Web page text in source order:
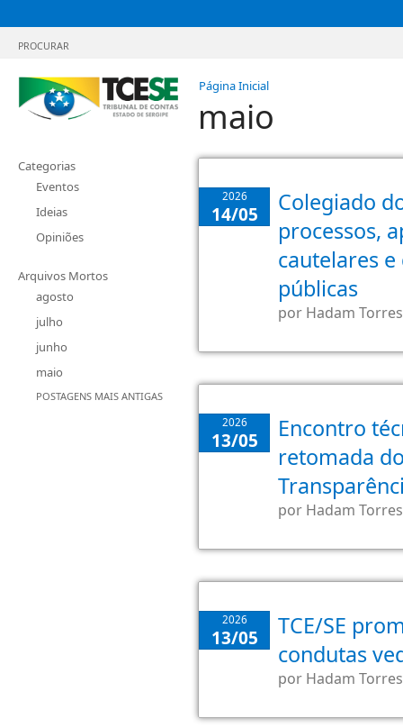
PROCURAR
Página Inicial
maio
Categorias
Eventos
Ideias
Opiniões
Arquivos Mortos
agosto
julho
junho
maio
POSTAGENS MAIS ANTIGAS
2026
14/05
Colegiado
processos,
cautelares
públicas
por Hadam
2026
13/05
Encontro
retomada
por Hadam
2026
13/05
TCE/SE
condutas
por Hadam